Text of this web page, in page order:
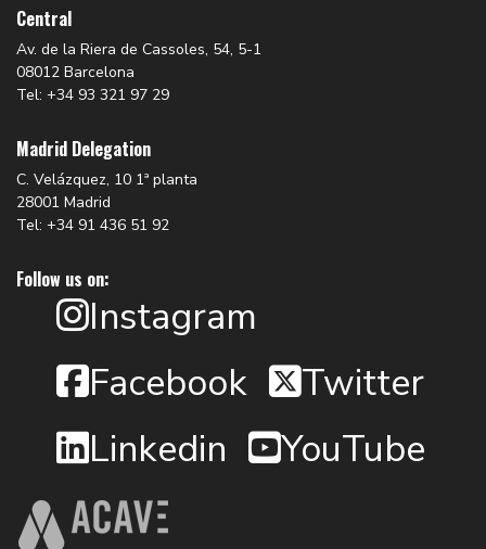
Central
Av. de la Riera de Cassoles, 54, 5-1
08012 Barcelona
Tel: +34 93 321 97 29
Madrid Delegation
C. Velázquez, 10 1ª planta
28001 Madrid
Tel: +34 91 436 51 92
Follow us on:
Instagram
Facebook
Twitter
Linkedin
YouTube